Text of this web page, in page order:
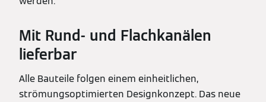
Mit Rund- und Flachkanälen
lieferbar
Alle Bauteile folgen einem einheitlichen,
strömungsoptimierten Designkonzept. Das neue